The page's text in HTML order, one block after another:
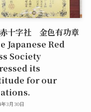
十字社 金色有功章
Japanese Red
Society
its
for our
3月30日